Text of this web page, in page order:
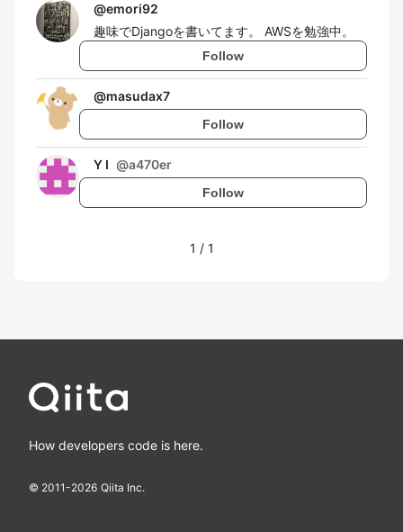
@emori92
趣味でDjangoを書いてます。 AWSを勉強中。
Follow
@masudax7
Follow
Y I @a470er
Follow
1 / 1
How developers code is here.
© 2011-2026 Qiita Inc.